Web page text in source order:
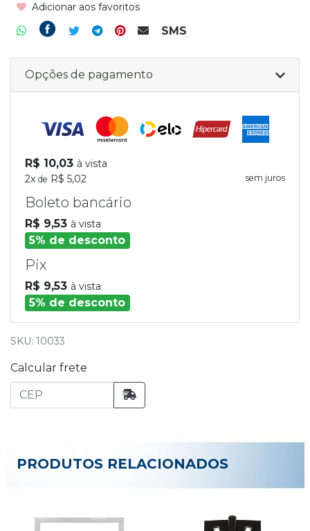
Adicionar aos favoritos
SMS
Opções de pagamento
R$ 10,03 à vista
2x de R$ 5,02 sem juros
Boleto bancário
R$ 9,53 à vista
5% de desconto
Pix
R$ 9,53 à vista
5% de desconto
SKU: 10033
Calcular frete
PRODUTOS RELACIONADOS